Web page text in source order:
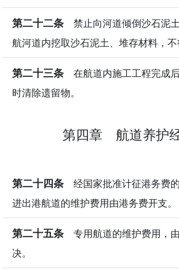
第二十二条 禁止向河道倾倒沙石泥
航河道内挖取沙石泥土、堆存材料，不
第二十三条 在航道内施工工程完成
时清除遗留物。
第四章 航道养护
第二十四条 经国家批准计征港务费
进出港航道的维护费用由港务费开支。
第二十五条 专用航道的维护费用，
决。